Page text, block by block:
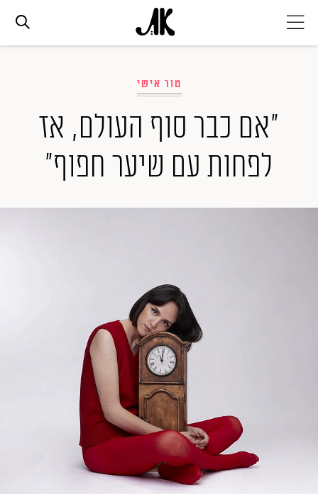
אופנה
ביוטי
המגזין
תרבות ופנאי
הפקות אופנה
עיצוב
בריאות
קריירה
יחסים
משפחה
אודות
מי אנחנו
תנאי שימוש
מדיניות פרטיות
הצהרת נגישות
שירות לקוחות למנויים
כתבו לנו
© יובל סיגלר תקשורת בע"מ 2026
Designed, Developed and Powered byRGB Media
טור אישי
"אם כבר סוף העולם, אז
לפחות עם שיער חפוף"